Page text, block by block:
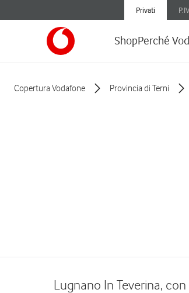
Privati
ShopPerché
Copertura Vodafone Provincia di Terni
Lugnano In Teverina,